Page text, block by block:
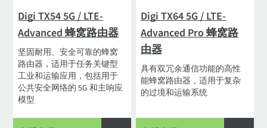
Digi TX54 5G / LTE-
Advanced 蜂窝路由器
坚固耐用、安全可靠的蜂窝
路由器，适用于任务关键型
工业和运输应用，包括用于
公共安全网络的 5G 和主响应
模型
Digi TX64 5G / LTE-
Advanced Pro 蜂窝路
由器
具有双冗余通信功能的高性
能蜂窝路由器，适用于复杂
的过境和运输系统